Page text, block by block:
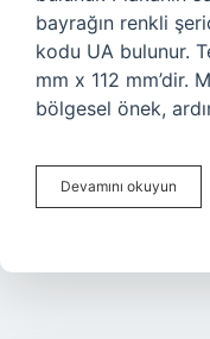
bayrağın renkli
kodu UA bulunur.
mm x 112 mm’dir.
bölgesel önek,
Devamını okuyun
Plaka